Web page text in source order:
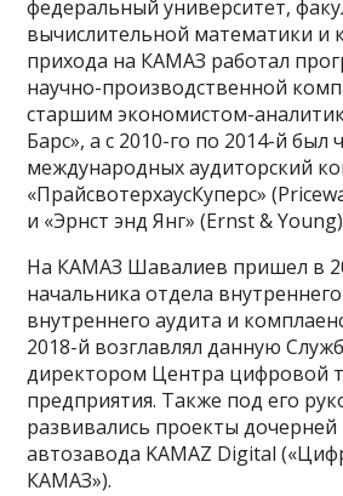
федеральный университет,
вычислительной математики и
прихода на КАМАЗ работал
научно-производственной
старшим экономистом-
Барс», а с 2010-го по 2014-й
международных аудиторский
«ПрайсвотерхаусКуперс»
и «Эрнст энд Янг» (Ernst &
На КАМАЗ Шавалиев пришел в
начальника отдела
внутреннего аудита и
2018-й возглавлял данную
директором Центра цифровой
предприятия. Также под его
развивались проекты
автозавода KAMAZ Digital
КАМАЗ»).